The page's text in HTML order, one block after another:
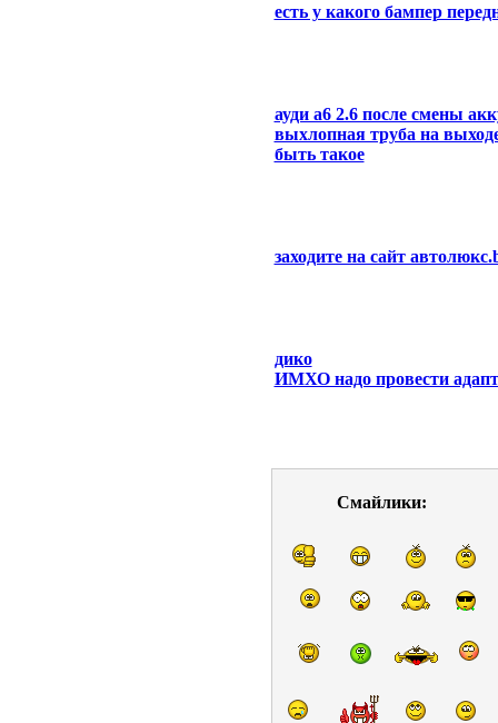
есть у какого бампер
ауди а6 2.6 после смены
выхлопная труба на
быть такое
заходите на сайт
дико
ИМХО надо провести
Смайлики: